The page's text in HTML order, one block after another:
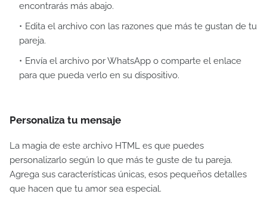
encontrarás más abajo.
Edita el archivo con las razones que más te gustan de tu
pareja.
Envía el archivo por WhatsApp o comparte el enlace
para que pueda verlo en su dispositivo.
Personaliza tu mensaje
La magia de este archivo HTML es que puedes
personalizarlo según lo que más te guste de tu pareja.
Agrega sus características únicas, esos pequeños detalles
que hacen que tu amor sea especial.